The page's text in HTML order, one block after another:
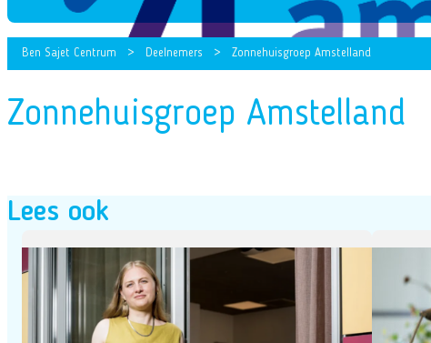
Ben Sajet Centrum > Deelnemers > Zonnehuisgroep Amstelland
Zonnehuisgroep Amstelland
Lees ook